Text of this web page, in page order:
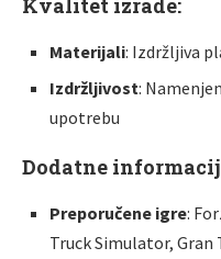
Kvalitet izrade:
Materijali: Izdržljiva
Izdržljivost:
upotrebu
Dodatne
Preporučene igre:
Truck Simulator, Gran